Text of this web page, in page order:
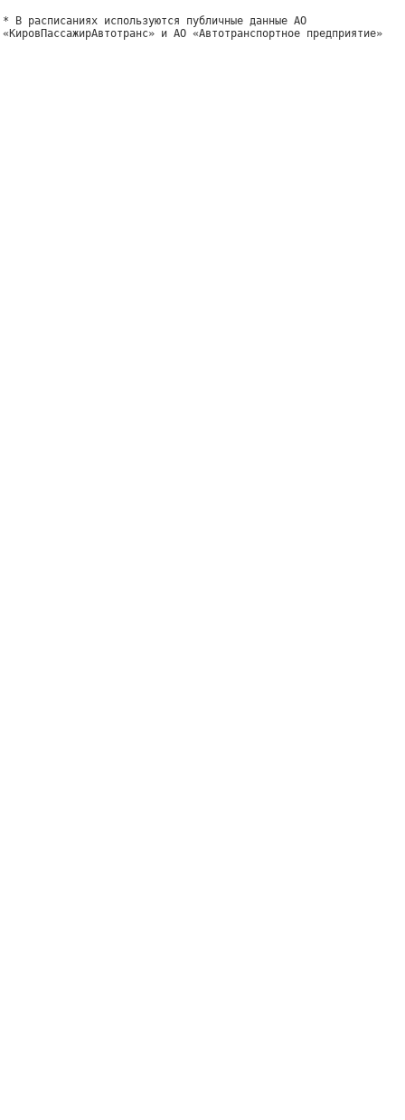
* В расписаниях используются публичные данные АО
«КировПассажирАвтотранс» и АО «Автотранспортное предприятие»